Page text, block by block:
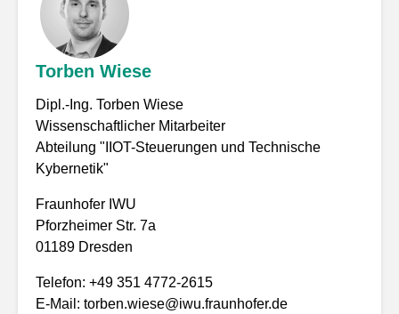
Torben Wiese
Dipl.-Ing. Torben Wiese
Wissenschaftlicher Mitarbeiter
Abteilung "IIOT-Steuerungen und Technische
Kybernetik"
Fraunhofer IWU
Pforzheimer Str. 7a
01189 Dresden
Telefon: +49 351 4772-2615
E-Mail: torben.wiese@iwu.fraunhofer.de